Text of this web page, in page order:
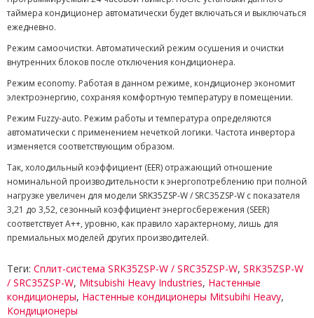
таймера кондиционер автоматически будет включаться и выключаться
ежедневно.
Режим самоочистки. Автоматический режим осушения и очистки
внутренних блоков после отключения кондиционера.
Режим economy. Работая в данном режиме, кондиционер экономит
электроэнергию, сохраняя комфортную температуру в помещении.
Режим Fuzzy-auto. Режим работы и температура определяются
автоматически с применением нечеткой логики. Частота инвертора
изменяется соответствующим образом.
Так, холодильный коэффициент (EER) отражающий отношение
номинальной производительности к энергопотреблению при полной
нагрузке увеличен для модели SRK35ZSP-W / SRC35ZSP-W с показателя
3,21 до 3,52, сезонный коэффициент энергосбережения (SEER)
соответствует A++, уровню, как правило характерному, лишь для
премиальных моделей других производителей.
Теги: Сплит-система SRK35ZSP-W / SRC35ZSP-W, SRK35ZSP-W
/ SRC35ZSP-W, Mitsubishi Heavy Industries, Настенные
кондиционеры, Настенные кондиционеры Mitsubihi Heavy,
Кондиционеры